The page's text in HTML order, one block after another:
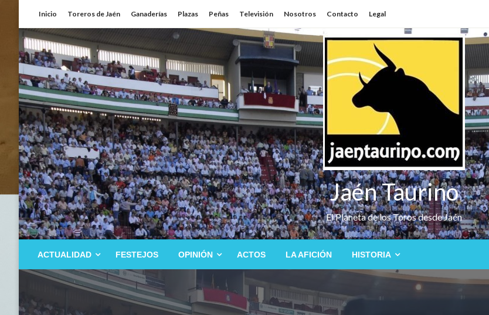
contenido
Inicio Toreros de Jaén Ganaderías Plazas Peñas Televisión Nosotros Contacto Legal
Jaén Taurino
El Planeta de los Toros desde Jaén
ACTUALIDAD FESTEJOS OPINIÓN ACTOS LA AFICIÓN HISTORIA